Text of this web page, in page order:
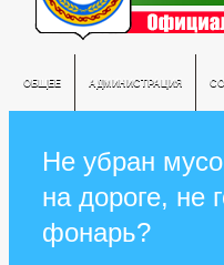
ОБЩЕЕ АДМИНИСТРАЦИЯ
Не убран
на дороге, не
фонарь?